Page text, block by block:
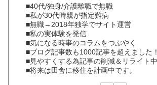
■40代/独身/介護離職で無職
■私が30代時親が指定難病
■無職→2018年独学でサイト運営
■私の実体験を発信
■気になる時事のコラムをつぶやく
■ブログ記事数も1000記事を超えました！
■見やすくする為記事の削減＆リライト中
■将来は田舎に移住を計画中です。